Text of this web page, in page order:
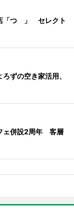
「つゝ」 セレクト
ずの空き家活用、
ェ併設2周年 客層